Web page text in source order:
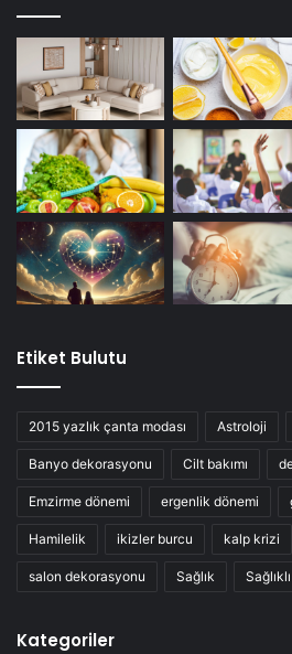
Etiket Bulutu
2015 yazlık çanta modası Astroloji
Banyo dekorasyonu Cilt bakımı
Emzirme dönemi ergenlik dönemi
Hamilelik ikizler burcu kalp krizi
salon dekorasyonu Sağlık
Kategoriler